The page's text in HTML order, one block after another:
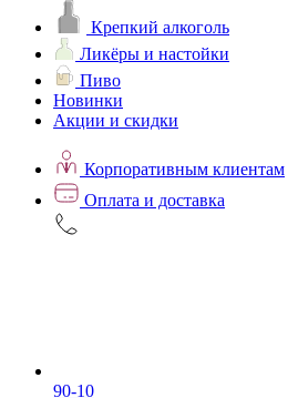
Крепкий алкоголь
Ликёры и настойки
Пиво
Новинки
Акции и скидки
Корпоративным клиентам
Оплата и доставка
90-10